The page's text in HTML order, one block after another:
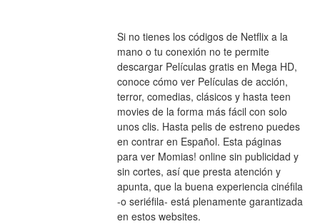
Si no tienes los códigos de Netflix a la
mano o tu conexión no te permite
descargar Películas gratis en Mega HD,
conoce cómo ver Películas de acción,
terror, comedias, clásicos y hasta teen
movies de la forma más fácil con solo
unos clis. Hasta pelis de estreno puedes
en contrar en Español. Esta páginas
para ver Momias! online sin publicidad y
sin cortes, así que presta atención y
apunta, que la buena experiencia cinéfila
-o seriéfila- está plenamente garantizada
en estos websites.